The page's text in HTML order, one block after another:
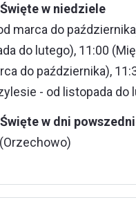
w niedziele
marca do
do lutego), 11:00
do października),
- od listopada do
w dni